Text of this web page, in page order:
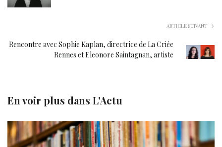
ARTICLE SUIVANT
Rencontre avec Sophie Kaplan, directrice de La Criée
Rennes et Eleonore Saintagnan, artiste
En voir plus dans L'Actu